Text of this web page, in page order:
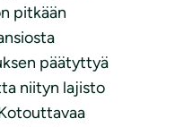
pitkään
päätyttyä
niityn lajisto